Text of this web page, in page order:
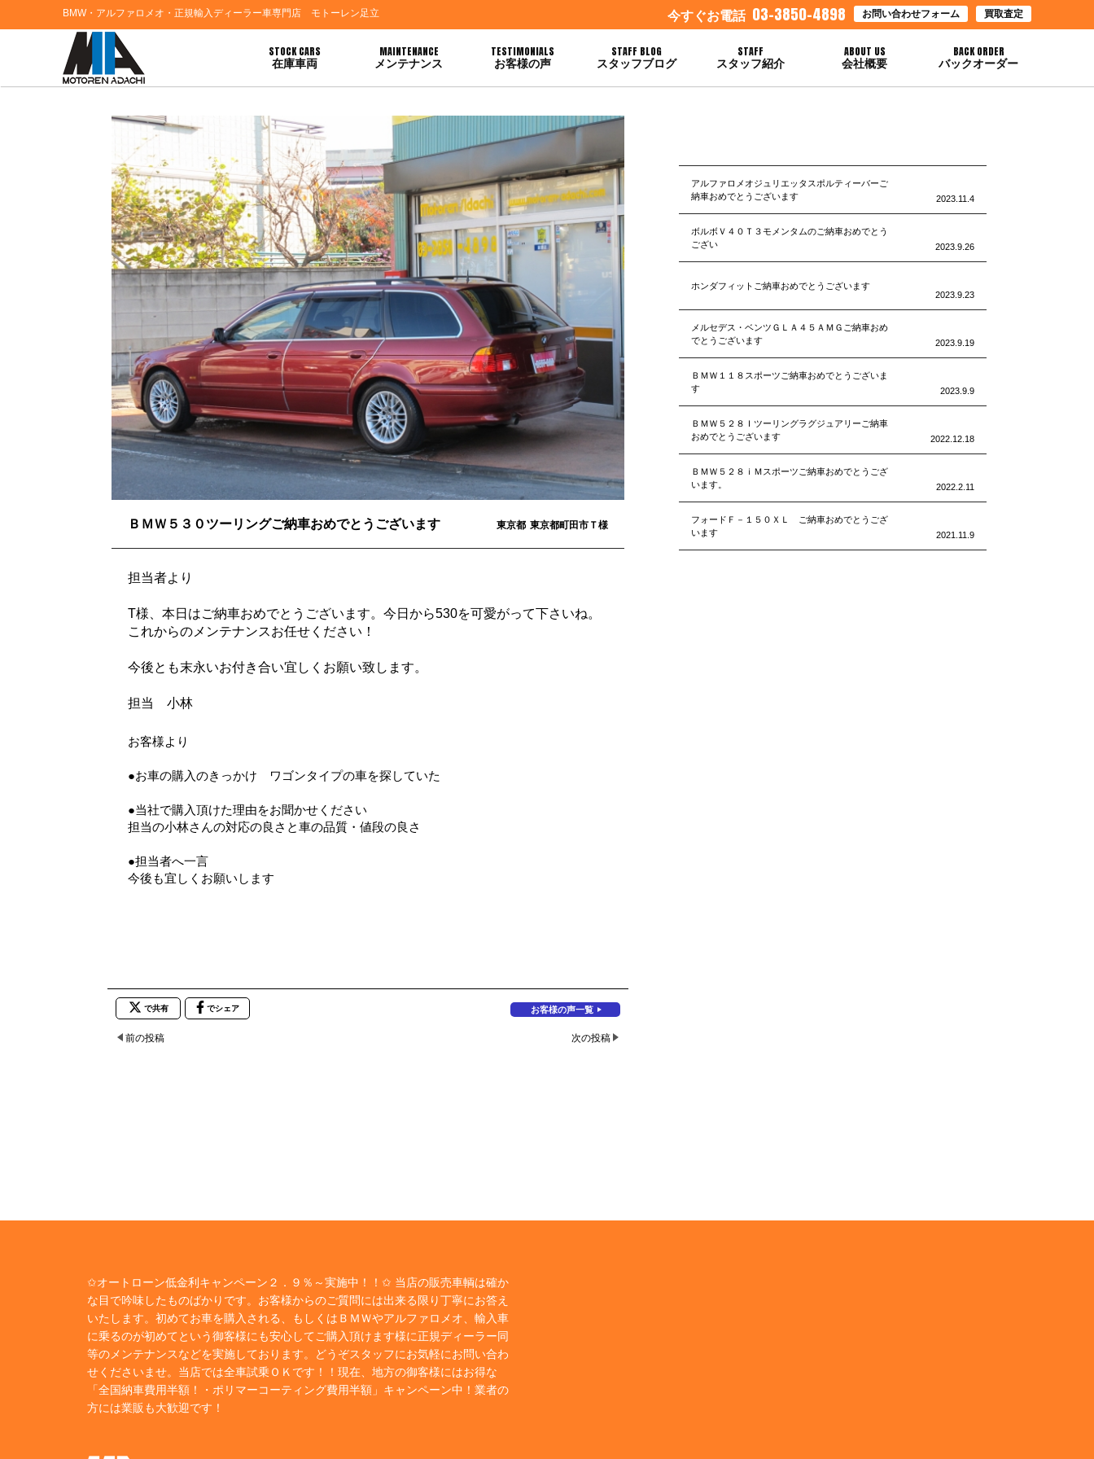
BMW・アルファロメオ・正規輸入ディーラー車専門店 モトーレン足立 今すぐお電話 03-3850-4898 お問い合わせフォーム 買取査定
STOCK CARS
在庫車両
MAINTENANCE
メンテナンス
TESTIMONIALS
お客様の声
STAFF BLOG
スタッフブログ
STAFF
スタッフ紹介
ABOUT US
会社概要
BACK ORDER
バックオーダー
HOME>お客様の声> ＢＭＷ５３０ツーリングご納車おめでとうございます
ＢＭＷ５３０ツーリングご納車おめでとうございます 東京都 東京都町田市Ｔ様
担当者より
T様、本日はご納車おめでとうございます。今日から530を可愛がって下さいね。
これからのメンテナンスお任せください！
今後とも末永いお付き合い宜しくお願い致します。
担当 小林
お客様より
●お車の購入のきっかけ ワゴンタイプの車を探していた
●当社で購入頂けた理由をお聞かせください
担当の小林さんの対応の良さと車の品質・値段の良さ
●担当者へ一言
今後も宜しくお願いします
で共有 でシェア お客様の声一覧
前の投稿 次の投稿
アルファロメオジュリエッタスポルティーバーご
納車おめでとうございます
2023.11.4
ボルボＶ４０Ｔ３モメンタムのご納車おめでとう
ござい
2023.9.26
ホンダフィットご納車おめでとうございます
2023.9.23
メルセデス・ベンツＧＬＡ４５ＡＭＧご納車おめ
でとうございます
2023.9.19
ＢＭＷ１１８スポーツご納車おめでとうございま
す
2023.9.9
ＢＭＷ５２８Ｉツーリングラグジュアリーご納車
おめでとうございます
2022.12.18
ＢＭＷ５２８ｉＭスポーツご納車おめでとうござ
います。
2022.2.11
フォードＦ－１５０ＸＬ ご納車おめでとうござ
います
2021.11.9
✩オートローン低金利キャンペーン２．９％～実施中！！✩ 当店の販売車輌は確か
な目で吟味したものばかりです。お客様からのご質問には出来る限り丁寧にお答え
いたします。初めてお車を購入される、もしくはＢＭＷやアルファロメオ、輸入車
に乗るのが初めてという御客様にも安心してご購入頂けます様に正規ディーラー同
等のメンテナンスなどを実施しております。どうぞスタッフにお気軽にお問い合わ
せくださいませ。当店では全車試乗ＯＫです！！現在、地方の御客様にはお得な
「全国納車費用半額！・ポリマーコーティング費用半額」キャンペーン中！業者の
方には業販も大歓迎です！